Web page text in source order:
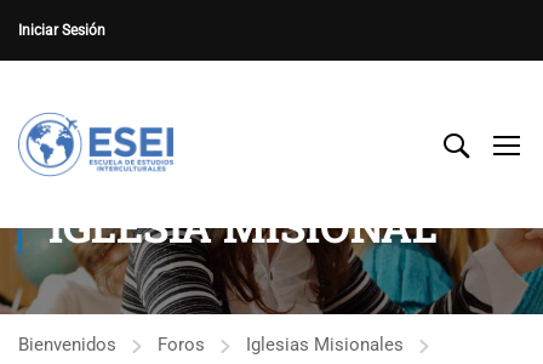
Iniciar Sesión
IGLESIA MISIONAL
Bienvenidos Foros
Iglesias Misionales